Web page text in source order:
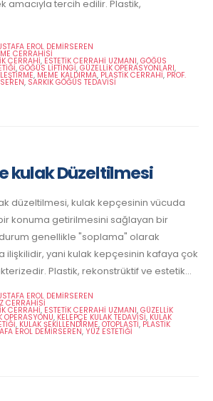
tercih edilir. Plastik,
EROL DEMİRSEREN
CERRAHISI
CERRAHI, ESTETIK CERRAHI UZMANI, GÖĞÜS
, GÖĞÜS LIFTINGI, GÜZELLIK OPERASYONLARI,
, MEME KALDIRMA, PLASTIK CERRAHI, PROF.
, SARKIK GÖĞÜS TEDAVISI
kulak Düzeltilmesi
düzeltilmesi, kulak kepçesinin vücuda
konuma getirilmesini sağlayan bir
genellikle "soplama" olarak
ilişkilidir, yani kulak kepçesinin kafaya çok
Plastik, rekonstrüktif ve estetik...
EROL DEMİRSEREN
CERRAHISI
CERRAHI, ESTETIK CERRAHI UZMANI, GÜZELLIK
OPERASYONU, KELEPÇE KULAK TEDAVISI, KULAK
, KULAK ŞEKILLENDIRME, OTOPLASTI, PLASTIK
EROL DEMIRSEREN, YÜZ ESTETIĞI